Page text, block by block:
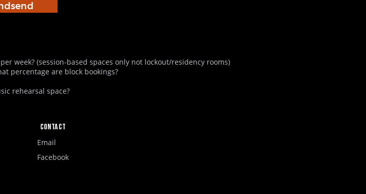
week? (session-based spaces only not lockout/residency rooms)
percentage are block bookings?
rehearsal space?
Contact
Email
Facebook